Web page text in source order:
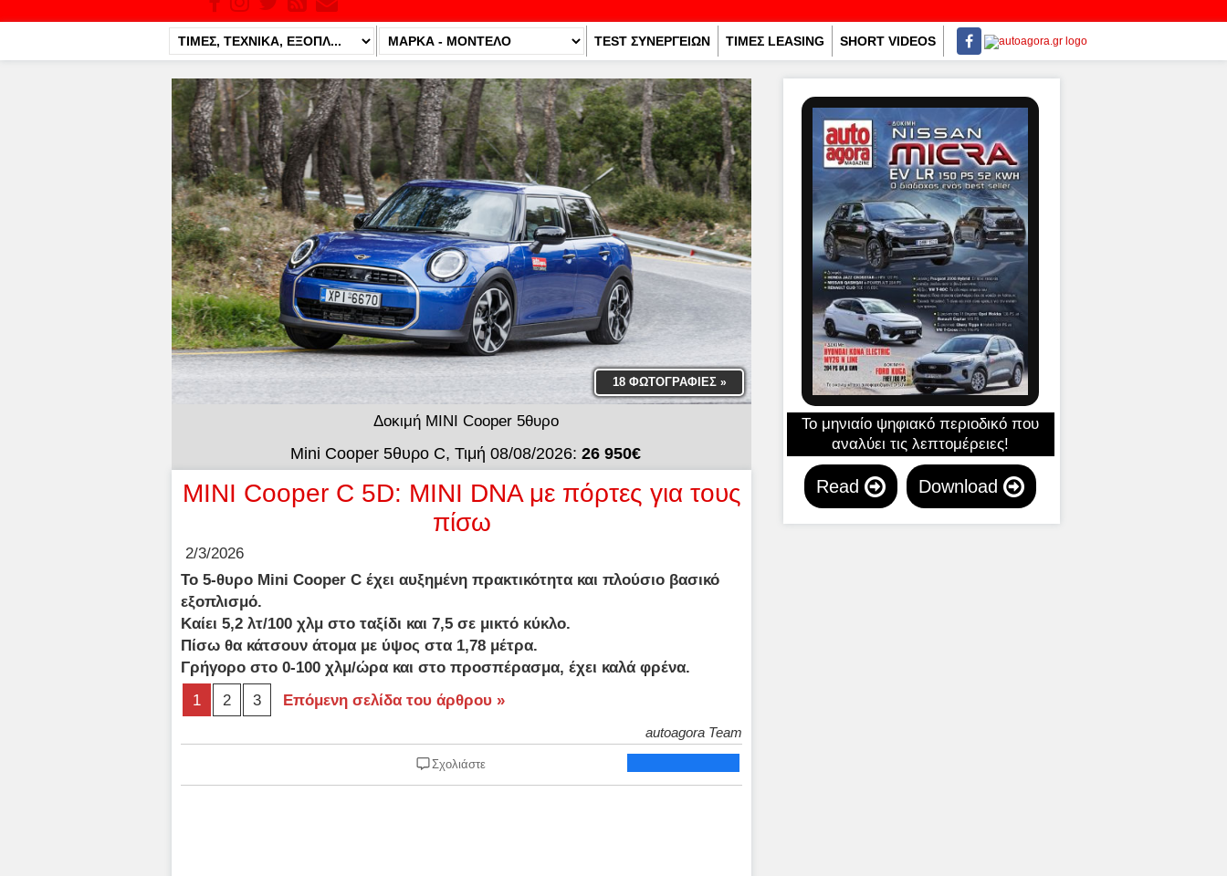
TEST ΣΥΝΕΡΓΕΙΩΝ ΤΙΜΕΣ LEASING SHORT VIDEOS
18 ΦΩΤΟΓΡΑΦΙΕΣ »
Δοκιμή MINI Cooper 5θυρο
Mini Cooper 5θυρο C, Τιμή 08/08/2026:26 950€
MINI Cooper C 5D: MINI DNA με πόρτες για τους
πίσω
2/3/2026
Το 5-θυρο Mini Cooper C έχει αυξημένη πρακτικότητα και πλούσιο βασικό
εξοπλισμό.
Καίει 5,2 λτ/100 χλμ στο ταξίδι και 7,5 σε μικτό κύκλο.
Πίσω θα κάτσουν άτομα με ύψος στα 1,78 μέτρα.
Γρήγορο στο 0-100 χλμ/ώρα και στο προσπέρασμα, έχει καλά φρένα.
1
2 3 Επόμενη σελίδα του άρθρου »
autoagora Team
Σχολιάστε
Το μηνιαίο ψηφιακό περιοδικό που
αναλύει τις λεπτομέρειες!
Read Download